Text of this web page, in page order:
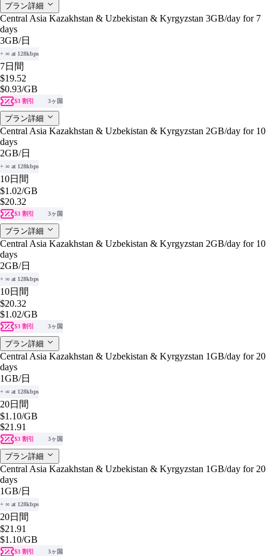
プラン詳細
Central Asia Kazakhstan & Uzbekistan & Kyrgyzstan 3GB/day for 7
days
3GB/日
+ ∞ at 128kbps
7日間
$19.52
$0.93/GB
$3 割引 3ヶ国
プラン詳細
Central Asia Kazakhstan & Uzbekistan & Kyrgyzstan 2GB/day for 10
days
2GB/日
+ ∞ at 128kbps
10日間
$1.02/GB
$20.32
$3 割引 3ヶ国
プラン詳細
Central Asia Kazakhstan & Uzbekistan & Kyrgyzstan 2GB/day for 10
days
2GB/日
+ ∞ at 128kbps
10日間
$20.32
$1.02/GB
$3 割引 3ヶ国
プラン詳細
Central Asia Kazakhstan & Uzbekistan & Kyrgyzstan 1GB/day for 20
days
1GB/日
+ ∞ at 128kbps
20日間
$1.10/GB
$21.91
$3 割引 3ヶ国
プラン詳細
Central Asia Kazakhstan & Uzbekistan & Kyrgyzstan 1GB/day for 20
days
1GB/日
+ ∞ at 128kbps
20日間
$21.91
$1.10/GB
$3 割引 3ヶ国